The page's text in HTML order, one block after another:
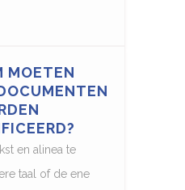
MOETEN
en alinea te
taal of de ene